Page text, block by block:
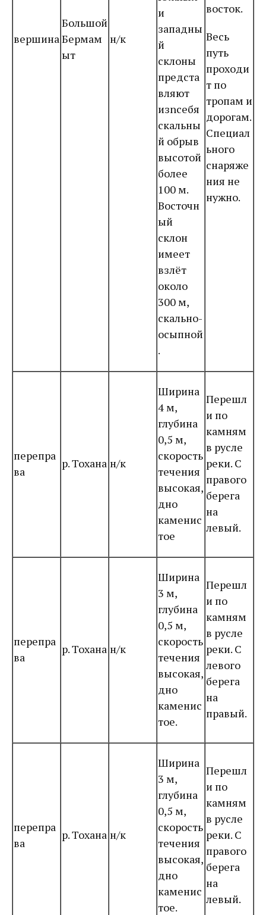
вершина
Большой
Бермам
ыт
н/к
и
западны
й
склоны
предста
вляют
изnсебя
скальны
й обрыв
высотой
более
100 м.
Восточн
ый
склон
имеет
взлёт
около
300 м,
скально-
осыпной
.
восток.
Весь
путь
проходи
т по
тропам и
дорогам.
Специал
ьного
снаряже
ния не
нужно.
перепра
ва
р. Тохана н/к
Ширина
4 м,
глубина
0,5 м,
скорость
течения
высокая,
дно
каменис
тое
Перешл
и по
камням
в русле
реки. С
правого
берега
на
левый.
перепра
ва
р. Тохана н/к
Ширина
3 м,
глубина
0,5 м,
скорость
течения
высокая,
дно
каменис
тое.
Перешл
и по
камням
в русле
реки. С
левого
берега
на
правый.
перепра
ва
р. Тохана н/к
Ширина
3 м,
глубина
0,5 м,
скорость
течения
высокая,
дно
каменис
тое.
Перешл
и по
камням
в русле
реки. С
правого
берега
на
левый.